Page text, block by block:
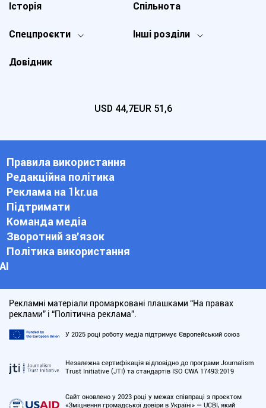
Спецпроєкти Інші розділи
Історія
Довідник
Спільнота
USD 44,7EUR 51,6
Правила використання
Редакційна політика
Реклама на 1kr.ua
Підтримати
Команда медіа
Зворотний зв'язок
Політика використання
АІ
Рекламні матеріали промарковані плашками “На правах
реклами” і “Політична реклама”.
У 2025 році роботу медіа підтримує Європейський союз
Незалежна сертифікація відповідно до програми Journalism
Trust Initiative (JTI) та стандартів ISO CWA 17493:2019
Сайт оновлено у 2023 році у межах співпраці з проєктом
«Зміцнення громадської довіри в Україні» — UCBI, який